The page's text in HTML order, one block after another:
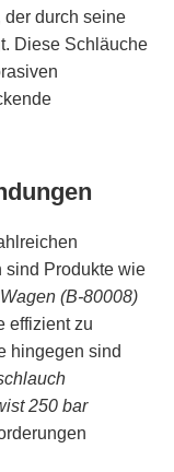
der durch seine
Diese Schläuche
sind Produkte wie
(B-80008)
effizient zu
hingegen sind
250 bar